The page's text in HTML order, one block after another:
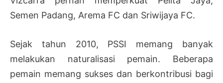
Semen Padang, Arema FC dan Sriwijaya FC.
Sejak tahun 2010, PSSI memang banyak
melakukan naturalisasi pemain. Beberapa
pemain memang sukses dan berkontribusi bagi